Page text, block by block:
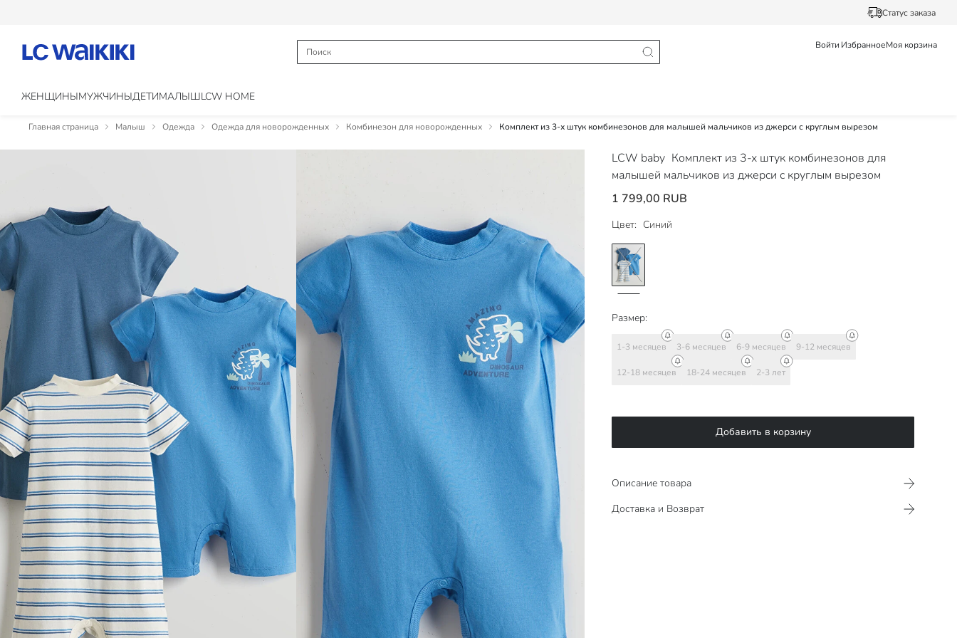
Статус заказа
Войти ИзбранноеМоя корзина
ЖЕНЩИНЫМУЖЧИНЫДЕТИМАЛЫШLCW HOME
Главная страница Малыш Одежда Одежда для новорожденных Комбинезон для новорожденных Комплект из 3-х штук комбинезонов для малышей мальчиков из джерси с круглым вырезом
LCW baby Комплект из 3-х штук комбинезонов для
малышей мальчиков из джерси с круглым вырезом
1 799,00 RUB
Цвет: Синий
Размер:
1-3 месяцев 3-6 месяцев 6-9 месяцев 9-12 месяцев
12-18 месяцев 18-24 месяцев 2-3 лет
Добавить в корзину
Описание товара
Доставка и Возврат